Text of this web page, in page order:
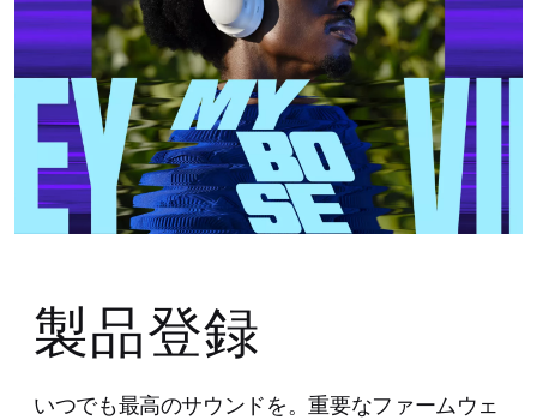
製品登録
いつでも最高のサウンドを。重要なファームウェ